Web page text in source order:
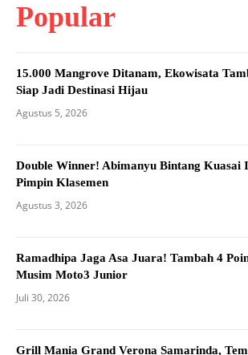
Popular
15.000 Mangrove Ditanam, Ekowisata
Siap Jadi Destinasi Hijau
Agustus 5, 2026
Double Winner! Abimanyu Bintang Kuasai
Pimpin Klasemen
Agustus 3, 2026
Ramadhipa Jaga Asa Juara! Tambah 4
Musim Moto3 Junior
Juli 30, 2026
Grill Mania Grand Verona Samarinda,